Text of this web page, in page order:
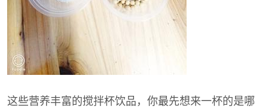
这些营养丰富的搅拌杯饮品，你最先想来一杯的是哪